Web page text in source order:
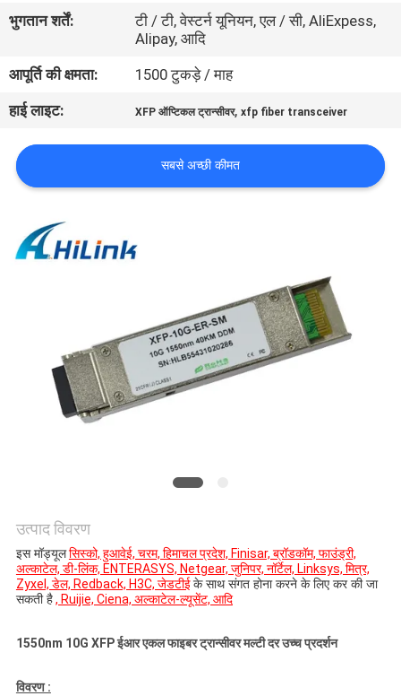
हमसे
संपर्क
करें
समाचार
उद्धरण
साइटमैप
गोपनीयता
भुगतान शर्तें:
टी / टी, वेस्टर्न यूनियन, एल / सी, AliExpess,
Alipay, आदि
आपूर्ति की क्षमता:
1500 टुकड़े / माह
हाई लाइट:
XFP ऑप्टिकल ट्रान्सीवर,xfp fiber transceiver
सबसे अच्छी कीमत
उत्पाद विवरण
इस मॉड्यूलसिस्को, हुआवेई, चरम, हिमाचल प्रदेश, Finisar, ब्रॉडकॉम, फाउंड्री,
अल्काटेल, डी-लिंक, ENTERASYS, Netgear, जुनिपर, नॉर्टेल, Linksys, मित्र,
Zyxel, डेल, Redback, H3C, जेडटीईके साथ संगत होना करने के लिए कर की जा
सकती है, Ruijie, Ciena, अल्काटेल-ल्यूसेंट, आदि
1550nm 10G XFP ईआर एकल फाइबर ट्रान्सीवर मल्टी दर उच्च प्रदर्शन
विवरण :